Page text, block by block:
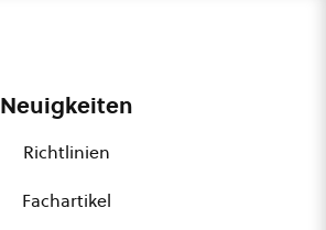
Neuigkeiten
Richtlinien
Fachartikel